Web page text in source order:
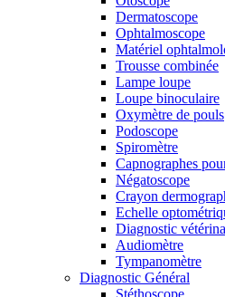
Dermatoscope
Ophtalmoscope
Matériel
Trousse combinée
Lampe loupe
Loupe binoculaire
Oxymètre de pouls
Podoscope
Spiromètre
Capnographes
Négatoscope
Crayon
Echelle
Diagnostic
Audiomètre
Tympanomètre
Diagnostic Général
Stéthoscope